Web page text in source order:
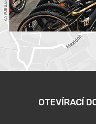
OTEVÍRACÍ